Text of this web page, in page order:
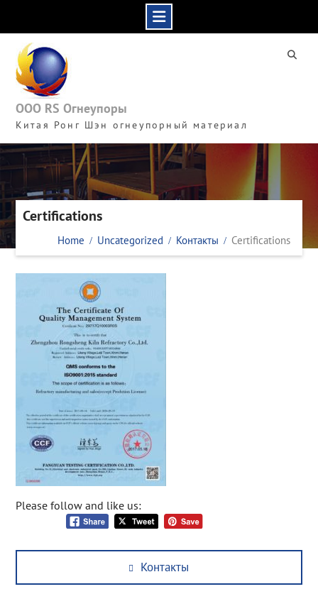
content
ООО RS Огнеупоры
Китая Ронг Шэн огнеупорный материал
Certifications
Home Uncategorized Контакты Certifications
Please follow and like us:
Post
Previous
post:
Контакты